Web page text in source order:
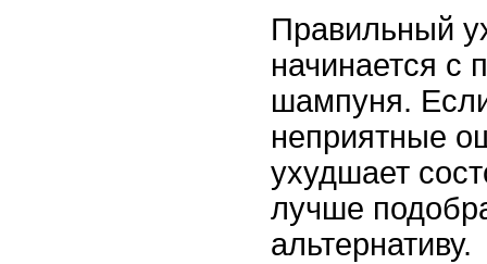
Правильный
начинается с
шампуня.
неприятные
ухудшает
лучше
альтернативу.